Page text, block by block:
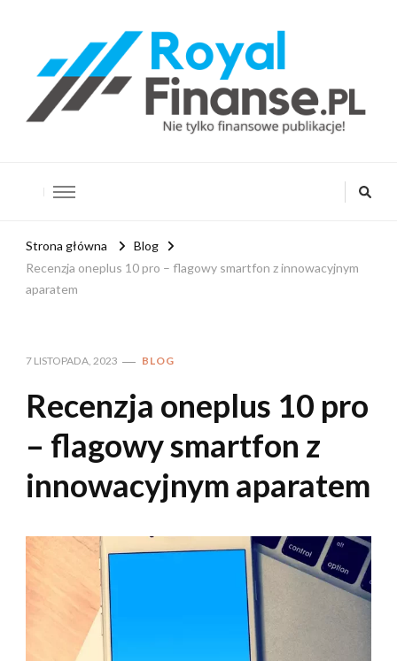
Strona główna
Blog
Recenzja oneplus 10 pro – flagowy smartfon z innowacyjnym
aparatem
7 LISTOPADA, 2023 BLOG
Recenzja oneplus 10 pro
– flagowy smartfon z
innowacyjnym aparatem